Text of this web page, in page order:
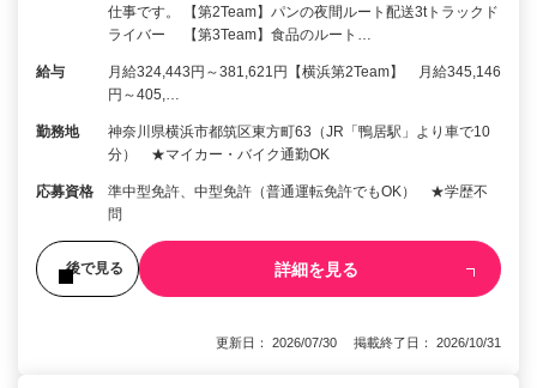
仕事です。 【第2Team】パンの夜間ルート配送3tトラックド
ライバー 【第3Team】食品のルート…
給与
月給324,443円～381,621円【横浜第2Team】 月給345,146
円～405,…
勤務地
神奈川県横浜市都筑区東方町63（JR「鴨居駅」より車で10
分） ★マイカー・バイク通勤OK
応募資格
準中型免許、中型免許（普通運転免許でもOK） ★学歴不
問
後で見る 詳細を見る
更新日： 2026/07/30 掲載終了日： 2026/10/31